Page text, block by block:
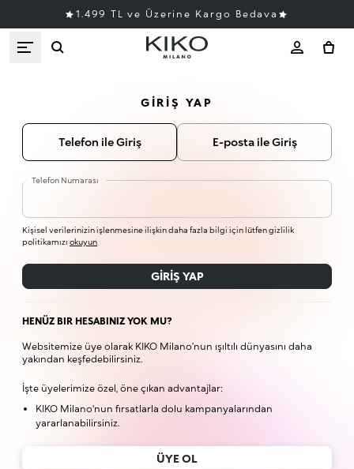
1.499 TL ve Üzerine Kargo Bedava
GIRIŞ YAP
Telefon ile Giriş E-posta ile Giriş
Telefon Numarası
Kişisel verilerinizin işlenmesine ilişkin daha fazla bilgi için lütfen gizlilik
politikamızı okuyun
GIRIŞ YAP
HENÜZ BIR HESABINIZ YOK MU?
Websitemize üye olarak KIKO Milano’nun ışıltılı dünyasını daha
yakından keşfedebilirsiniz.
İşte üyelerimize özel, öne çıkan advantajlar:
KIKO Milano'nun fırsatlarla dolu kampanyalarından
yararlanabilirsiniz.
ÜYE OL